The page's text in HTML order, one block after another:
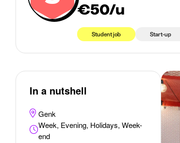
€50/u
Student job Start-up
In a nutshell
Genk
Week, Evening, Holidays, Week-
end